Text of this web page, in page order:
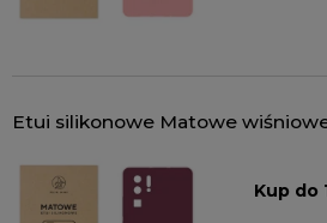
Etui silikonowe Matowe
Kup do